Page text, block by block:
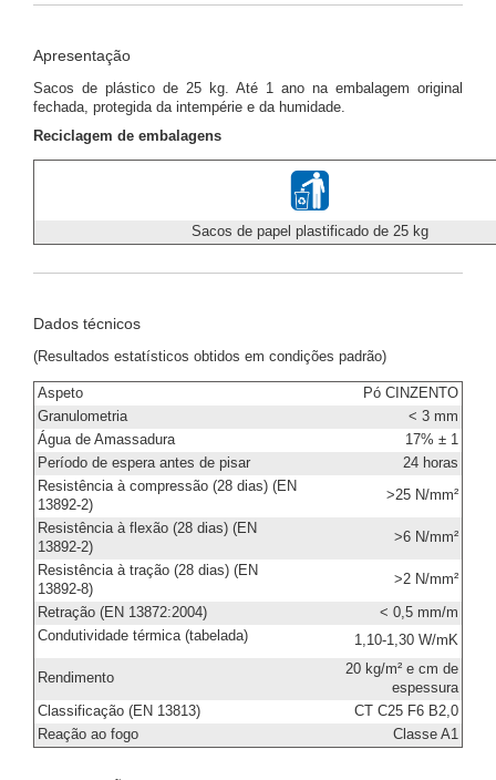
Apresentação
Sacos de plástico de 25 kg. Até 1 ano na embalagem original
fechada, protegida da intempérie e da humidade.
Reciclagem de embalagens
Sacos de papel plastificado de 25 kg
Dados técnicos
(Resultados estatísticos obtidos em condições padrão)
Aspeto
Pó CINZENTO
Granulometria
< 3 mm
Água de Amassadura
17% ± 1
Período de espera antes de pisar
24 horas
Resistência à compressão (28 dias) (EN
13892-2)
>25 N/mm²
Resistência à flexão (28 dias) (EN
13892-2)
>6 N/mm²
Resistência à tração (28 dias) (EN
13892-8)
>2 N/mm²
Retração (EN 13872:2004)
< 0,5 mm/m
Condutividade térmica (tabelada)
1,10-1,30 W/mK
Rendimento
20 kg/m² e cm de
espessura
Classificação (EN 13813)
CT C25 F6 B2,0
Reação ao fogo
Classe A1